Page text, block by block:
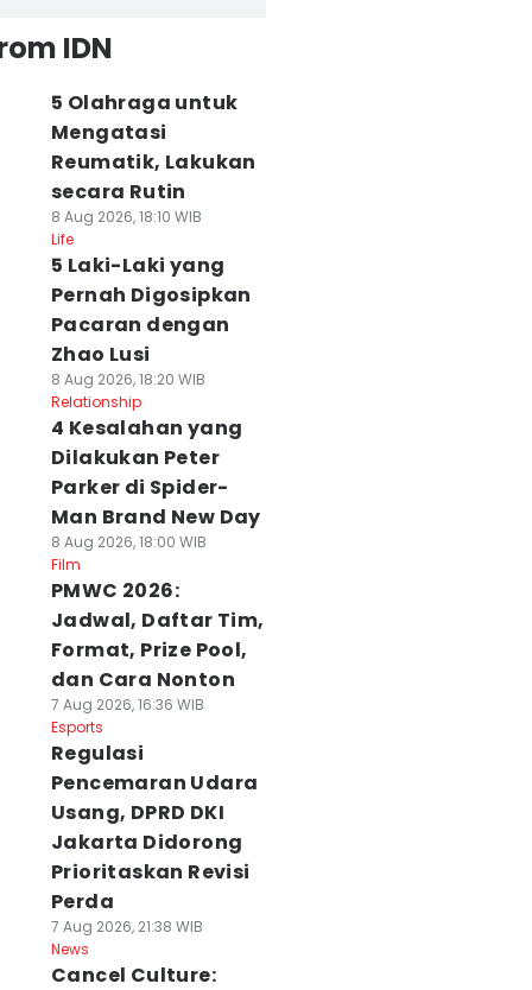
IDN
5 Olahraga untuk
Mengatasi
Reumatik, Lakukan
secara Rutin
8 Aug 2026, 18:10 WIB
Life
5 Laki-Laki yang
Pernah Digosipkan
Pacaran dengan
Zhao Lusi
8 Aug 2026, 18:20 WIB
Relationship
4 Kesalahan yang
Dilakukan Peter
Parker di Spider-
Man Brand New Day
8 Aug 2026, 18:00 WIB
Film
PMWC 2026:
Jadwal, Daftar Tim,
Format, Prize Pool,
dan Cara Nonton
7 Aug 2026, 16:36 WIB
Esports
Regulasi
Pencemaran Udara
Usang, DPRD DKI
Jakarta Didorong
Prioritaskan Revisi
Perda
7 Aug 2026, 21:38 WIB
News
Cancel Culture: